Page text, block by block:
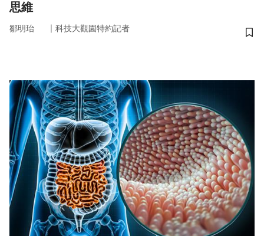
思維
鄒明珆 ｜ 科技大觀園特約記者
儲